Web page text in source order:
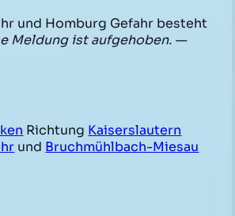
und Homburg Gefahr besteht
Meldung ist aufgehoben. —
Richtung Kaiserslautern
und Bruchmühlbach-Miesau